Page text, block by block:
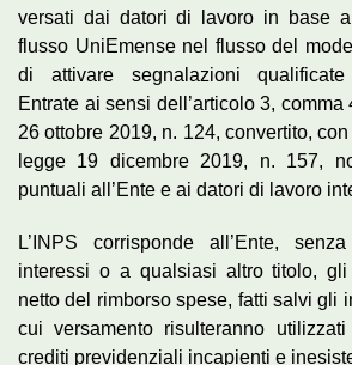
versati dai datori di lavoro in base
flusso UniEmense nel flusso del
di attivare segnalazioni
Entrate ai sensi dell’articolo 3,
26 ottobre 2019, n. 124, convertito,
legge 19 dicembre 2019, n. 157,
puntuali all’Ente e ai datori di lavoro
L’INPS corrisponde all’Ente,
interessi o a qualsiasi altro titolo, gli
netto del rimborso spese, fatti salvi gli
cui versamento risulteranno
crediti previdenziali incapienti e